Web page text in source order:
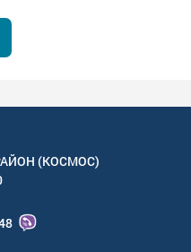
(КОСМОС)